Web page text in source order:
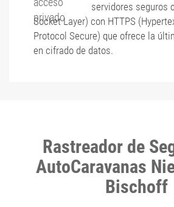
servidores seguros
Socket Layer) con HTTPS
Protocol Secure) que ofrece la
en cifrado de datos.
Rastreador de
AutoCaravanas
Bischoff